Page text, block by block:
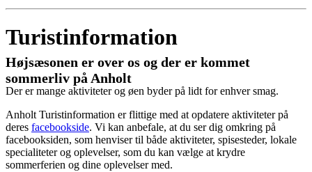
Turistinformation
Højsæsonen er over os og der er kommet
sommerliv på Anholt
Der er mange aktiviteter og øen byder på lidt for enhver smag.
Anholt Turistinformation er flittige med at opdatere aktiviteter på
deres facebookside. Vi kan anbefale, at du ser dig omkring på
facebooksiden, som henviser til både aktiviteter, spisesteder, lokale
specialiteter og oplevelser, som du kan vælge at krydre
sommerferien og dine oplevelser med.